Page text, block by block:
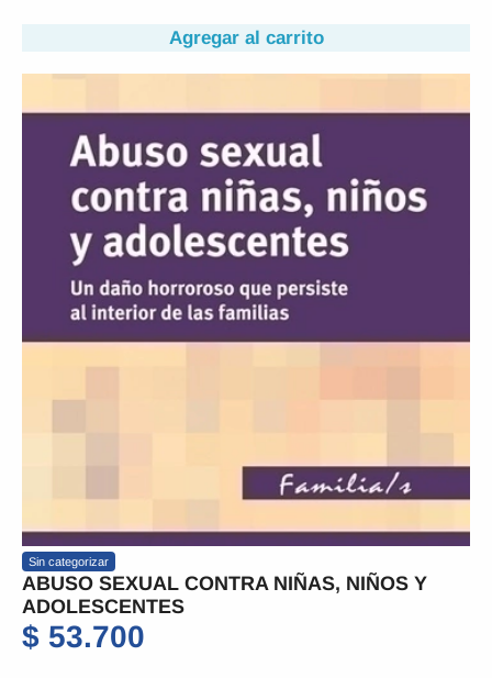
Agregar al carrito
Sin categorizar
ABUSO SEXUAL CONTRA NIÑAS, NIÑOS Y
ADOLESCENTES
$ 53.700